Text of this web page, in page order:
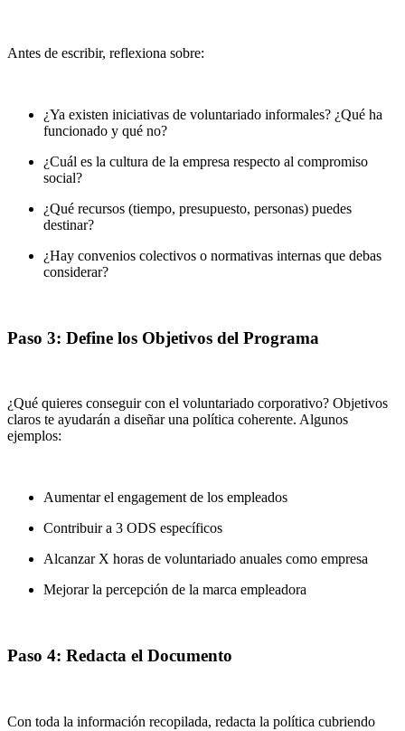
Antes de escribir, reflexiona sobre:
¿Ya existen iniciativas de voluntariado informales? ¿Qué ha
funcionado y qué no?
¿Cuál es la cultura de la empresa respecto al compromiso
social?
¿Qué recursos (tiempo, presupuesto, personas) puedes
destinar?
¿Hay convenios colectivos o normativas internas que debas
considerar?
Paso 3: Define los Objetivos del Programa
¿Qué quieres conseguir con el voluntariado corporativo? Objetivos
claros te ayudarán a diseñar una política coherente. Algunos
ejemplos:
Aumentar el engagement de los empleados
Contribuir a 3 ODS específicos
Alcanzar X horas de voluntariado anuales como empresa
Mejorar la percepción de la marca empleadora
Paso 4: Redacta el Documento
Con toda la información recopilada, redacta la política cubriendo